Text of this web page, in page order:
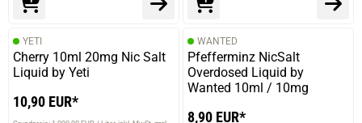
YETI
Cherry 10ml 20mg Nic Salt
Liquid by Yeti
10,90 EUR*
WANTED
Pfefferminz NicSalt
Overdosed Liquid by
Wanted 10ml / 10mg
8,90 EUR*